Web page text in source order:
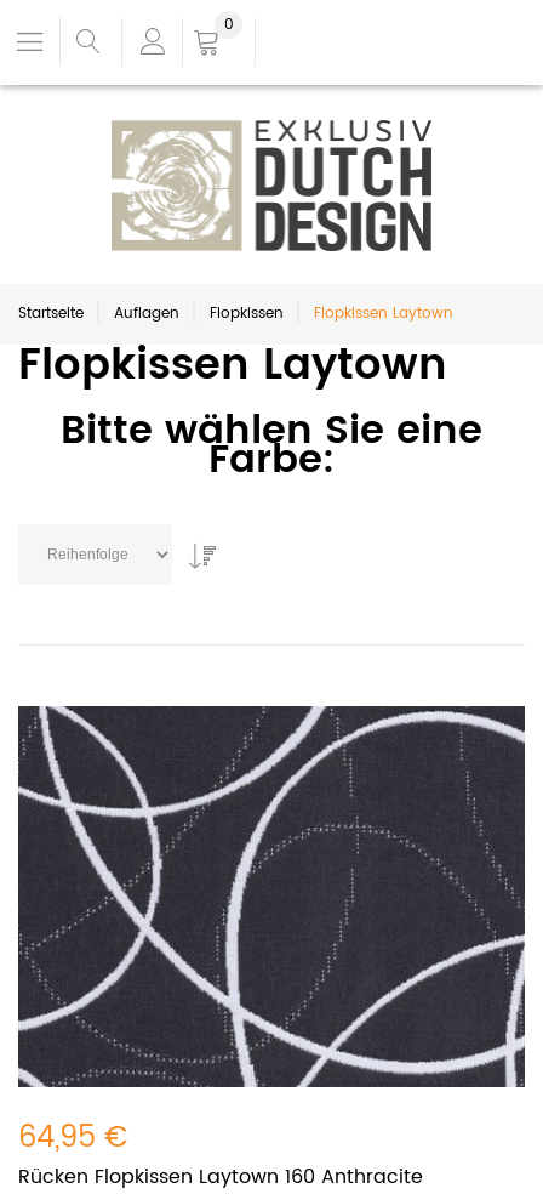
0
Startseite Auflagen Flopkissen Flopkissen Laytown
Flopkissen Laytown
Bitte wählen Sie eine
Farbe:
64,95 €
Rücken Flopkissen Laytown 160 Anthracite